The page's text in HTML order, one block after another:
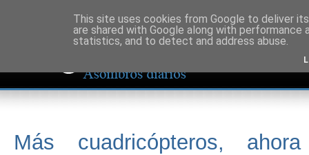
Más cuadricópteros, ahora
This site uses cookies from Google to deliver
are shared with Google along with
statistics, and to detect and address abuse.